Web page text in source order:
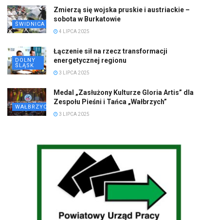
ŚWIDNICA
Zmierzą się wojska pruskie i austriackie –
sobota w Burkatowie
4 LIPCA 2025
DOLNY
ŚLĄSK
Łączenie sił na rzecz transformacji
energetycznej regionu
3 LIPCA 2025
WAŁBRZYCH
Medal „Zasłużony Kulturze Gloria Artis” dla
Zespołu Pieśni i Tańca „Wałbrzych”
3 LIPCA 2025